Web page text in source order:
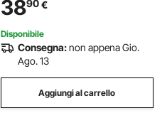
mm, Acciaio con capacità carico
72,6kg
3890€
Disponibile
Consegna:non appena Gio.
Ago. 13
Aggiungi al carrello